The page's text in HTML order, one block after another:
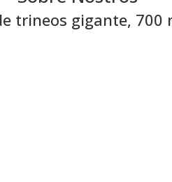
trineos gigante,